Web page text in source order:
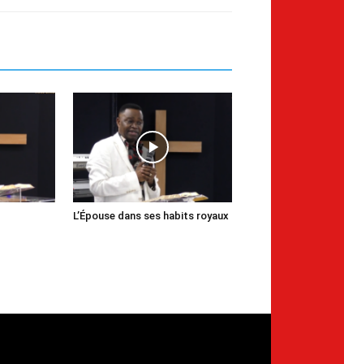
L’Épouse dans ses habits royaux